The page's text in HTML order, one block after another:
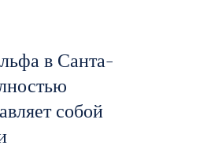
в Санта-
собой